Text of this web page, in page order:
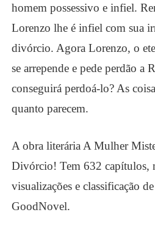
homem possessivo e infiel.
Lorenzo lhe é infiel com sua
divórcio. Agora Lorenzo, o
se arrepende e pede perdão a
conseguirá perdoá-lo? As
quanto parecem.
A obra literária A Mulher
Divórcio! Tem 632 capítulos,
visualizações e classificação
GoodNovel.